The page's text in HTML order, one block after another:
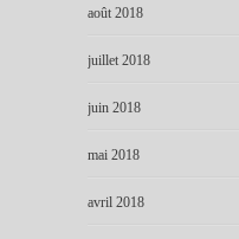
août 2018
juillet 2018
juin 2018
mai 2018
avril 2018